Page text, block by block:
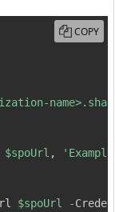
$spoUrl ,
$spoUrl -
COPY